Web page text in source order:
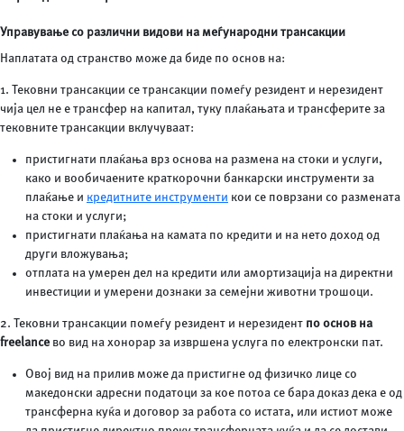
Управување со различни видови на меѓународни трансакции
Наплатата од странство може да биде по основ на:
1. Тековни трансакции се трансакции помеѓу резидент и нерезидент
чија цел не е трансфер на капитал, туку плаќањата и трансферите за
тековните трансакции вклучуваат:
пристигнати плаќања врз основа на размена на стоки и услуги,
како и вообичаените краткорочни банкарски инструменти за
плаќање и кредитните инструменти кои се поврзани со размената
на стоки и услуги;
пристигнати плаќања на камата по кредити и на нето доход од
други вложувања;
отплата на умерен дел на кредити или амортизација на директни
инвестиции и умерени дознаки за семејни животни трошоци.
2. Тековни трансакции помеѓу резидент и нерезидент по основ на
freelance во вид на хонорар за извршена услуга по електронски пат.
Овој вид на прилив може да пристигне од физичко лице со
македонски адресни податоци за кое потоа се бара доказ дека е од
трансферна куќа и договор за работа со истата, или истиот може